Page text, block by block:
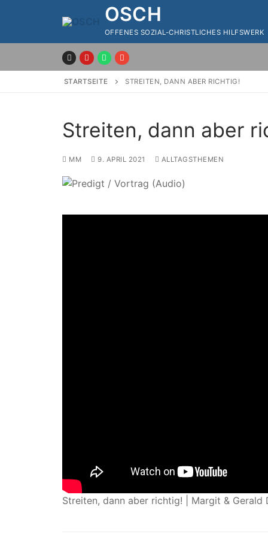
OSCH
OFFENES SOZIAL-CHRISTLICHES HILFSWERK
STARTSEITE STREITEN, DANN ABER RICHTIG!
Streiten, dann aber
MM 9. APRIL 2021 ALLTAGSTHEMEN
Streiten, dann aber richtig! | Margit & Gerald